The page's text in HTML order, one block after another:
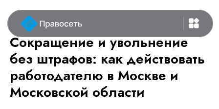
Сокращение и увольнение
без штрафов: как действовать
работодателю в Москве и
Московской области